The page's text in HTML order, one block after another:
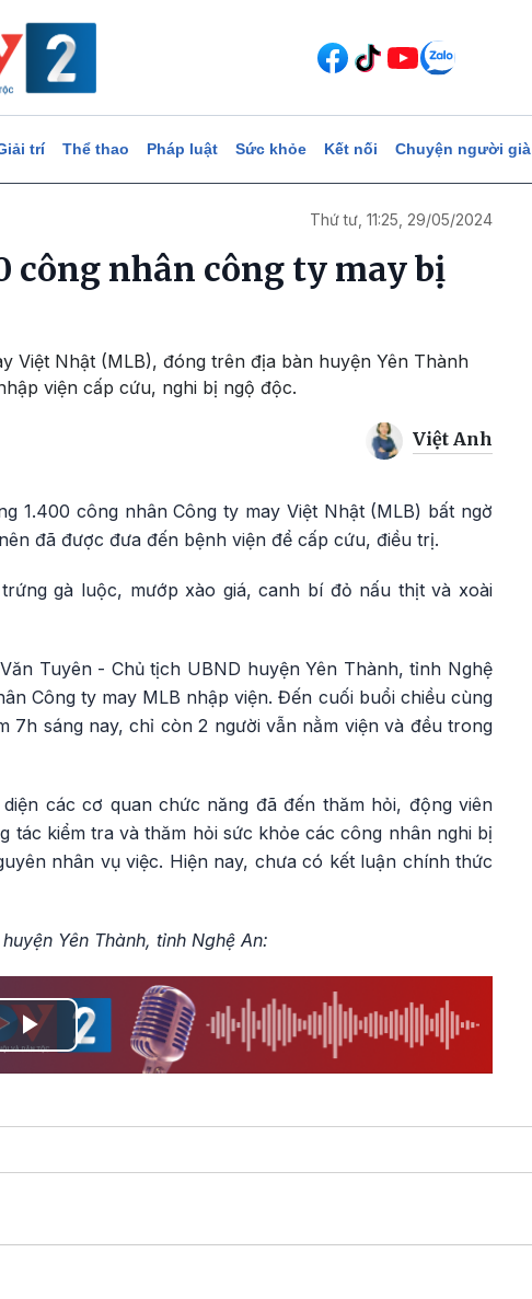
trí Thể thao Pháp luật Sức khỏe Kết nối Chuyện người già
Thứ tư, 11:25, 29/05/2024
công nhân công ty may bị
Việt Nhật (MLB), đóng trên địa bàn huyện Yên Thành
viện cấp cứu, nghi bị ngộ độc.
Việt Anh
1.400 công nhân Công ty may Việt Nhật (MLB) bất ngờ
đã được đưa đến bệnh viện để cấp cứu, điều trị.
gà luộc, mướp xào giá, canh bí đỏ nấu thịt và xoài
Tuyên - Chủ tịch UBND huyện Yên Thành, tỉnh Nghệ
Công ty may MLB nhập viện. Đến cuối buổi chiều cùng
7h sáng nay, chỉ còn 2 người vẫn nằm viện và đều trong
các cơ quan chức năng đã đến thăm hỏi, động viên
tác kiểm tra và thăm hỏi sức khỏe các công nhân nghi bị
nhân vụ việc. Hiện nay, chưa có kết luận chính thức
Yên Thành, tỉnh Nghệ An:
Play